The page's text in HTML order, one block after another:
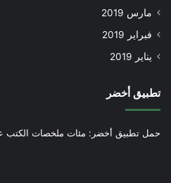
مارس 2019
فبراير 2019
يناير 2019
تطبيق أخضر
حمل تطبيق أخضر: مئات ملخصات الكتب